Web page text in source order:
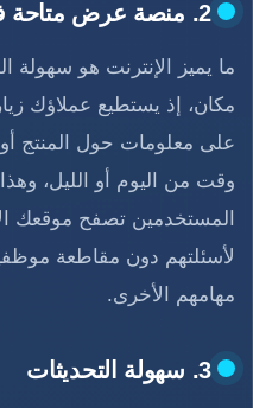
2. منصة عرض متاحة في جميع الأوقات
ما يميز الإنترنت هو
مكان، إذ يستطيع عملاؤك
على معلومات حول المنتج
وقت من اليوم أو الليل،
المستخدمين تصفح موقعك
لأسئلتهم دون مقاطعة
مهامهم الأخرى.
3. سهولة التحديثات